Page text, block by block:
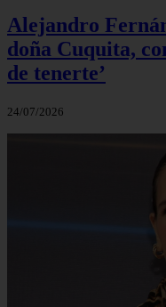
Alejandro
doña Cuquita,
de tenerte’
24/07/2026